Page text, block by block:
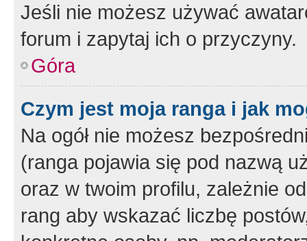
Jeśli nie możesz używać
forum i zapytaj ich o przyczyny.
Góra
Czym jest moja ranga i jak
Na ogół nie możesz
(ranga pojawia się pod nazwą
oraz w twoim profilu, zależnie
rang aby wskazać liczbę